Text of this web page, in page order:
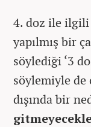
4. doz ile ilgili
yapılmış bir
söylediği ‘3
söylemiyle de
dışında bir